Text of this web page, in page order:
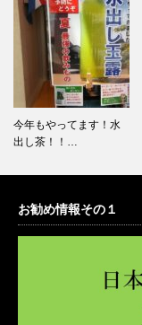
今年もやってます！水
出し茶！！…
お勧め情報その１